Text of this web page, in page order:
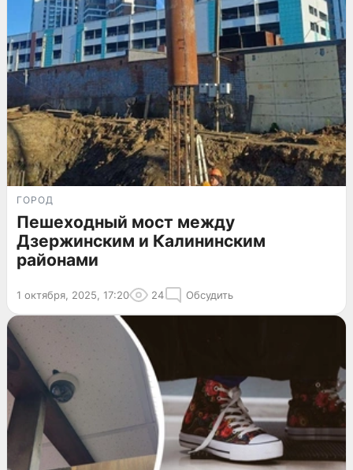
ГОРОД
Пешеходный мост между
Дзержинским и Калининским
районами
1 октября, 2025, 17:20 24 Обсудить